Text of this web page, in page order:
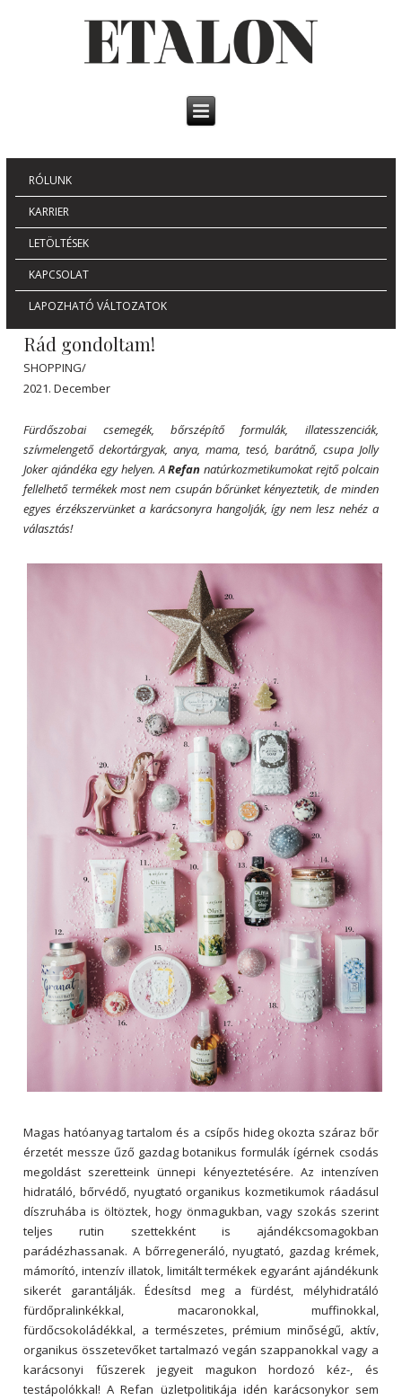
RÓLUNK
KARRIER
LETÖLTÉSEK
KAPCSOLAT
LAPOZHATÓ VÁLTOZATOK
Rád gondoltam!
SHOPPING/
2021. December
Fürdőszobai csemegék, bőrszépítő formulák, illatesszenciák,
szívmelengető dekortárgyak, anya, mama, tesó, barátnő, csupa Jolly
Joker ajándéka egy helyen. ARefan natúrkozmetikumokat rejtő polcain
fellelhető termékek most nem csupán bőrünket kényeztetik, de minden
egyes érzékszervünket a karácsonyra hangolják, így nem lesz nehéz a
választás!
Magas hatóanyag tartalom és a csípős hideg okozta száraz bőr
érzetét messze űző gazdag botanikus formulák ígérnek csodás
megoldást szeretteink ünnepi kényeztetésére. Az intenzíven
hidratáló, bőrvédő, nyugtató organikus kozmetikumok ráadásul
díszruhába is öltöztek, hogy önmagukban, vagy szokás szerint
teljes rutin szettekként is ajándékcsomagokban
parádézhassanak. A bőrregeneráló, nyugtató, gazdag krémek,
mámorító, intenzív illatok, limitált termékek egyaránt ajándékunk
sikerét garantálják. Édesítsd meg a fürdést, mélyhidratáló
fürdőpralinkékkal, macaronokkal, muffinokkal,
fürdőcsokoládékkal, a természetes, prémium minőségű, aktív,
organikus összetevőket tartalmazó vegán szappanokkal vagy a
karácsonyi fűszerek jegyeit magukon hordozó kéz-, és
testápolókkal! A Refan üzletpolitikája idén karácsonykor sem